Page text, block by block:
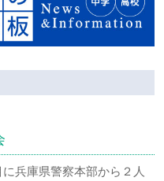
兵庫県警察本部から２人